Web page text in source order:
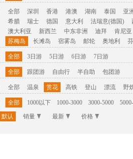
全部 深圳 香港 港澳 湖南 泰国 亚
希腊
瑞士 德国 意大利 法瑞意(德国)
澳大利亚
新西兰 中东非洲 迪拜 肯尼亚
苏梅岛
长滩岛 宿雾岛 邮轮 奥地利
全部 3日游 5日游 6日游 7日游
全部 跟团游 自由行 半自助 包团游
全部 温泉 赏花 高铁 登山 漂流 野
全部 1000以下 1000-3000 3000-5000
默认 销量 最新 价格